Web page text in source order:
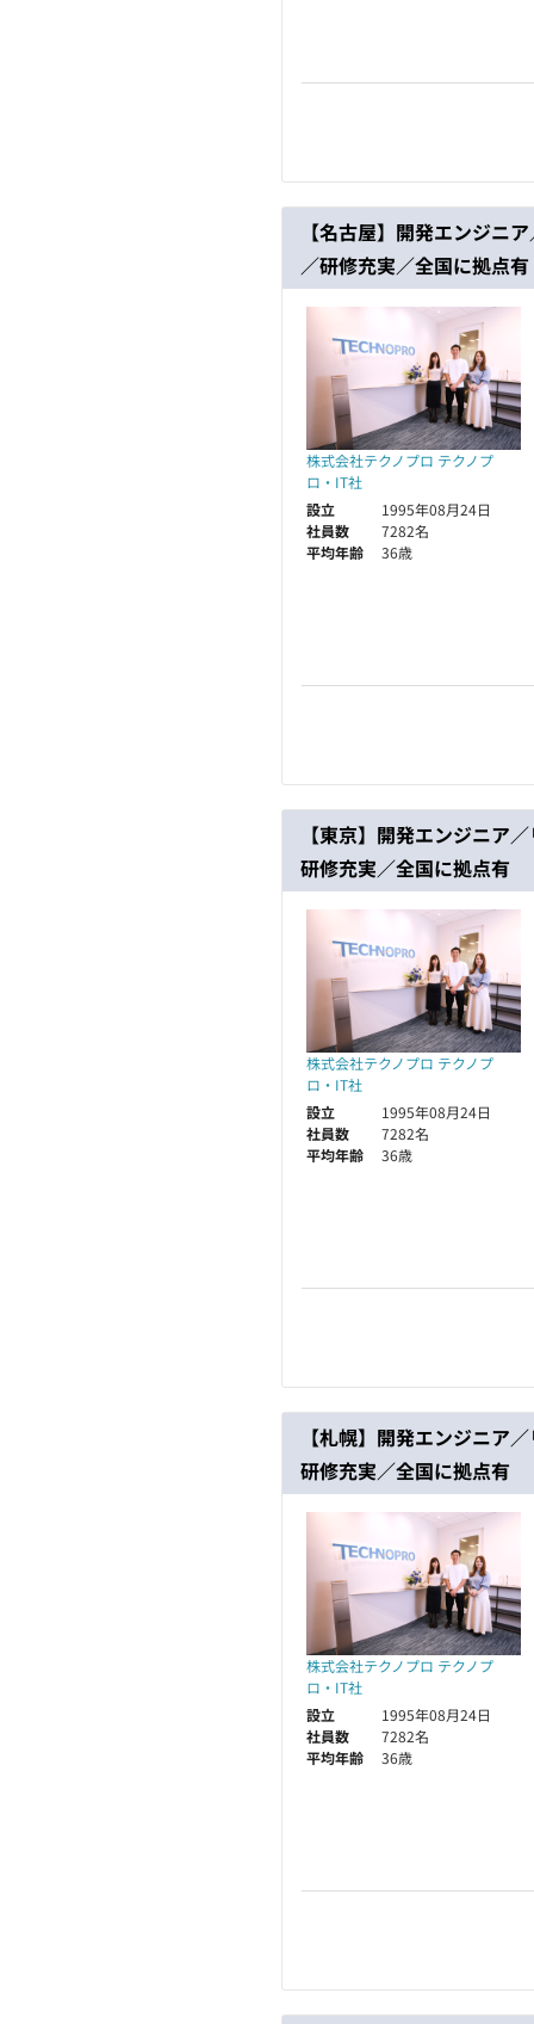
【名古屋】開発エンジニ
／研修充実／全国に拠点有
株式会社テクノプロ テクノプ
ロ・IT社
設立
1995年08月24日
社員数
7282名
平均年齢
36歳
【東京】開発エンジニア
研修充実／全国に拠点有
株式会社テクノプロ テクノプ
ロ・IT社
設立
1995年08月24日
社員数
7282名
平均年齢
36歳
【札幌】開発エンジニア
研修充実／全国に拠点有
株式会社テクノプロ テクノプ
ロ・IT社
設立
1995年08月24日
社員数
7282名
平均年齢
36歳